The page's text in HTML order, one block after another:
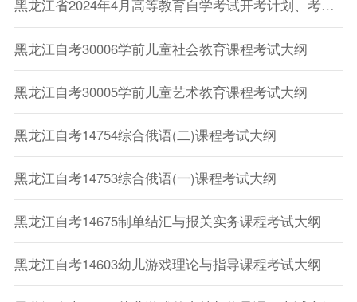
黑龙江省2024年4月高等教育自学考试开考计划、考试大纲和教材目录的通知
黑龙江自考30006学前儿童社会教育课程考试大纲
黑龙江自考30005学前儿童艺术教育课程考试大纲
黑龙江自考14754综合俄语(二)课程考试大纲
黑龙江自考14753综合俄语(一)课程考试大纲
黑龙江自考14675制单结汇与报关实务课程考试大纲
黑龙江自考14603幼儿游戏理论与指导课程考试大纲